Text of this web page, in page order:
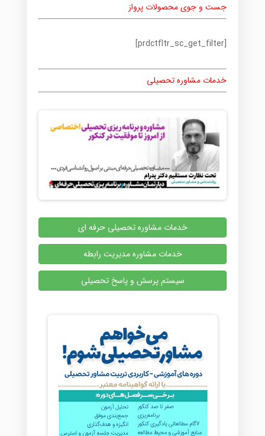
جست و جوی محصولات پرواز
[prdctfltr_sc_get_filter]
خدمات مشاوره تحصیلی
خدمات مشاوره تحصیلی حرفه ای
خدمات مشاوره مدیریت رابطه
سیستم پرسش و پاسخ تحصیلی